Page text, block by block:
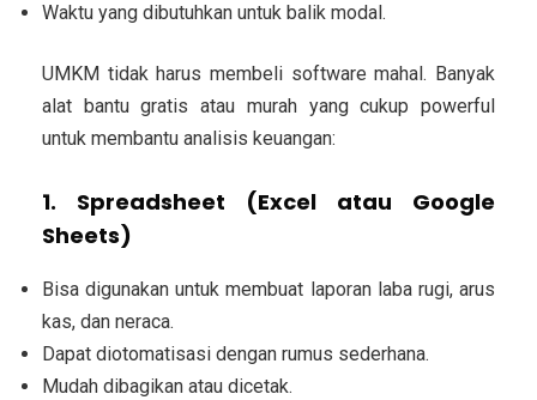
Waktu yang dibutuhkan untuk balik modal.
UMKM tidak harus membeli software mahal. Banyak
alat bantu gratis atau murah yang cukup powerful
untuk membantu analisis keuangan:
1. Spreadsheet (Excel atau Google
Sheets)
Bisa digunakan untuk membuat laporan laba rugi, arus
kas, dan neraca.
Dapat diotomatisasi dengan rumus sederhana.
Mudah dibagikan atau dicetak.